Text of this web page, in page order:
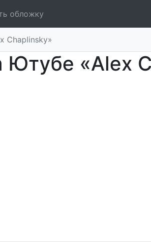
обложку
Chaplinsky»
Ютубе «Alex